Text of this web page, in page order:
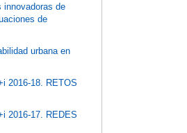
innovadoras de
de
urbana en
2016-18. RETOS
2016-17. REDES